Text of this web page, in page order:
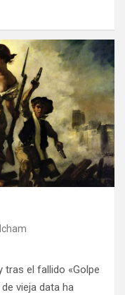
tras el fallido «Golpe
vieja data ha